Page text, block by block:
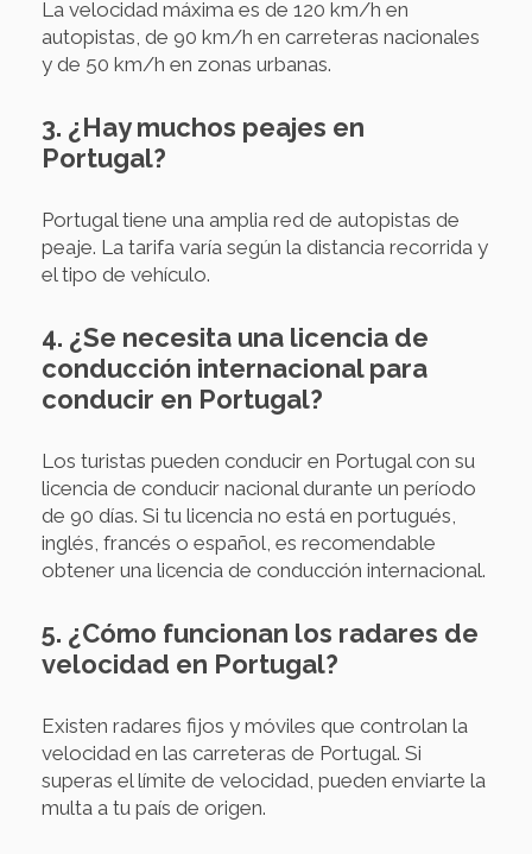
La velocidad máxima es de 120 km/h en
autopistas, de 90 km/h en carreteras nacionales
y de 50 km/h en zonas urbanas.
3. ¿Hay muchos peajes en
Portugal?
Portugal tiene una amplia red de autopistas de
peaje. La tarifa varía según la distancia recorrida y
el tipo de vehículo.
4. ¿Se necesita una licencia de
conducción internacional para
conducir en Portugal?
Los turistas pueden conducir en Portugal con su
licencia de conducir nacional durante un período
de 90 días. Si tu licencia no está en portugués,
inglés, francés o español, es recomendable
obtener una licencia de conducción internacional.
5. ¿Cómo funcionan los radares de
velocidad en Portugal?
Existen radares fijos y móviles que controlan la
velocidad en las carreteras de Portugal. Si
superas el límite de velocidad, pueden enviarte la
multa a tu país de origen.